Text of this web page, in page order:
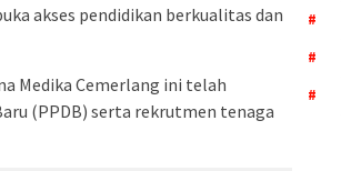
akses pendidikan berkualitas dan
Medika Cemerlang ini telah
(PPDB) serta rekrutmen tenaga